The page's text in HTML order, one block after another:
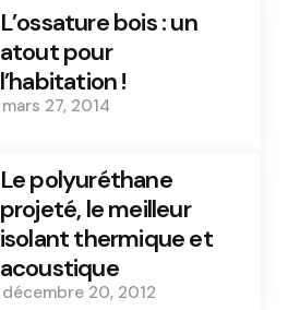
L’ossature bois : un
atout pour
l’habitation !
mars 27, 2014
Le polyuréthane
projeté, le meilleur
isolant thermique et
acoustique
décembre 20, 2012